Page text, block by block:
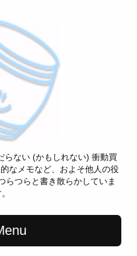
らない (かもしれない) 衝動買
なメモなど、およそ他人の役
らつらと書き散らかしていま